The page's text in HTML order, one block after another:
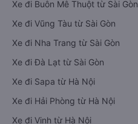
Xe đi Buôn Mê Thuột từ Sài Gòn
Xe đi Vũng Tàu từ Sài Gòn
Xe đi Nha Trang từ Sài Gòn
Xe đi Đà Lạt từ Sài Gòn
Xe đi Sapa từ Hà Nội
Xe đi Hải Phòng từ Hà Nội
Xe đi Vinh từ Hà Nội